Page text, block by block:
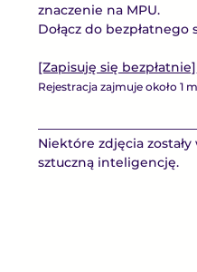
znaczenie na MPU.
Dołącz do
[Zapisuję się bezpłatnie]
Rejestracja zajmuje około 1
Niektóre zdjęcia
sztuczną inteligencję.